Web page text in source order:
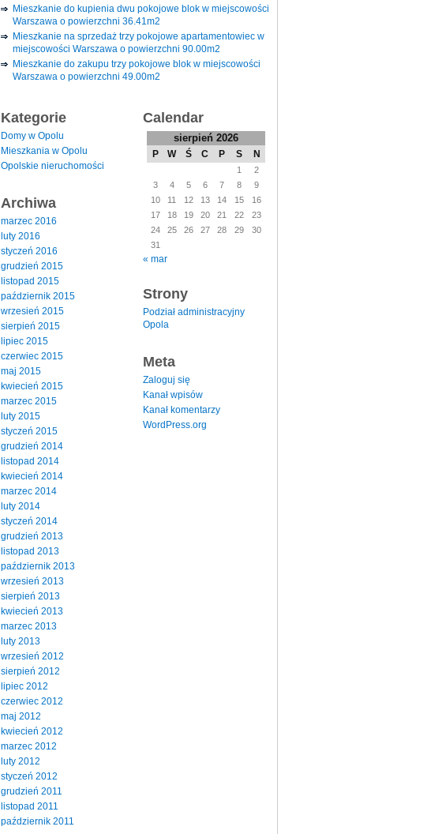
Mieszkanie do kupienia dwu pokojowe blok w miejscowości
Warszawa o powierzchni 36.41m2
Mieszkanie na sprzedaż trzy pokojowe apartamentowiec w
miejscowości Warszawa o powierzchni 90.00m2
Mieszkanie do zakupu trzy pokojowe blok w miejscowości
Warszawa o powierzchni 49.00m2
Kategorie
Domy w Opolu
Mieszkania w Opolu
Opolskie nieruchomości
Archiwa
marzec 2016
luty 2016
styczeń 2016
grudzień 2015
listopad 2015
październik 2015
wrzesień 2015
sierpień 2015
lipiec 2015
czerwiec 2015
maj 2015
kwiecień 2015
marzec 2015
luty 2015
styczeń 2015
grudzień 2014
listopad 2014
kwiecień 2014
marzec 2014
luty 2014
styczeń 2014
grudzień 2013
listopad 2013
październik 2013
wrzesień 2013
sierpień 2013
kwiecień 2013
marzec 2013
luty 2013
wrzesień 2012
sierpień 2012
lipiec 2012
czerwiec 2012
maj 2012
kwiecień 2012
marzec 2012
luty 2012
styczeń 2012
grudzień 2011
listopad 2011
październik 2011
Calendar
sierpień 2026
P W Ś C P S N
1
2
3
4 5 6 7 8
9
10
11 12 13 14 15
16
17
18 19 20 21 22
23
24
25 26 27 28 29
30
31
« mar
Strony
Podział administracyjny
Opola
Meta
Zaloguj się
Kanał wpisów
Kanał komentarzy
WordPress.org